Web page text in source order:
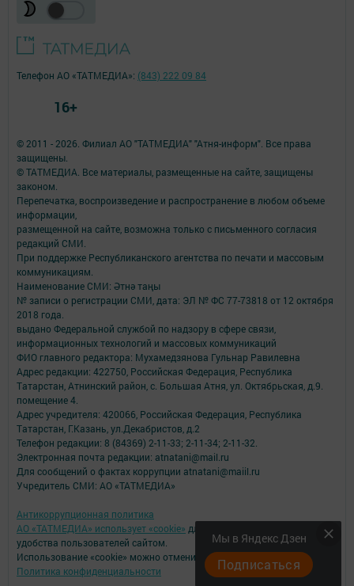
Мы в Яндекс Дзен
Подписаться
© 2011 - 2026. Филиал АО "ТАТМЕДИА" "Атня-информ". Все права
защищены.
© ТАТМЕДИА. Все материалы, размещенные на сайте, защищены
законом.
Перепечатка, воспроизведение и распространение в любом объеме
информации,
размещенной на сайте, возможна только с письменного согласия
редакций СМИ.
При поддержке Республиканского агентства по печати и массовым
коммуникациям.
Наименование СМИ: Әтнә таңы
№ записи о регистрации СМИ, дата: ЭЛ № ФС 77-73818 от 12 октября
2018 года.
выдано Федеральной службой по надзору в сфере связи,
информационных технологий и массовых коммуникаций
ФИО главного редактора: Мухамедзянова Гульнар Равилевна
Адрес редакции: 422750, Российская Федерация, Республика
Татарстан, Атнинский район, с. Большая Атня, ул. Октябрьская, д.9.
помещение 4.
Адрес учредителя: 420066, Российская Федерация, Республика
Татарстан, Г.Казань, ул.Декабристов, д.2
Телефон редакции: 8 (84369) 2-11-33; 2-11-34; 2-11-32.
Электронная почта редакции: atnatani@mail.ru
Для сообщений о фактах коррупции atnatani@maiil.ru
Учредитель СМИ: АО «ТАТМЕДИА»
Антикоррупционная политика
АО «ТАТМЕДИА» использует «cookie» для персонализации сервисов и
удобства пользователей сайтом.
Использование «cookie» можно отменить в настройках браузера.
Политика конфиденциальности
Телефон АО «ТАТМЕДИА»: (843) 222 09 84
16+